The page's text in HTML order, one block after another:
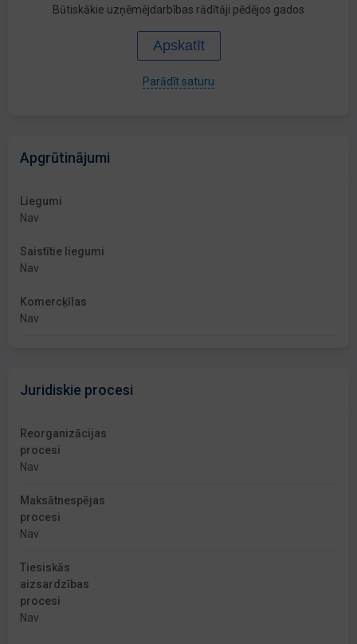
Būtiskākie uzņēmējdarbības rādītāji pēdējos gados
Apskatīt
Parādīt saturu
Apgrūtinājumi
Liegumi
Nav
Saistītie liegumi
Nav
Komercķīlas
Nav
Juridiskie procesi
Reorganizācijas
procesi
Nav
Maksātnespējas
procesi
Nav
Tiesiskās
aizsardzības
procesi
Nav